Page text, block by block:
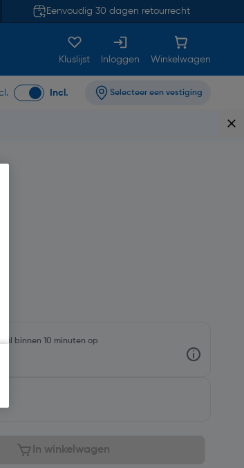
Eenvoudig 30 dagen retourrecht
Kluslijst Inloggen Winkelwagen
Incl. Selecteer een vestiging
binnen 10 minuten op
In winkelwagen